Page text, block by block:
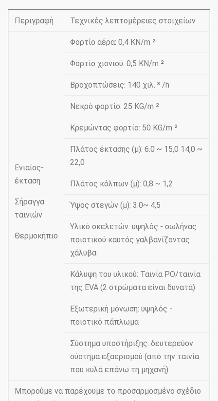
Περιγραφή Τεχνικές λεπτομέρειες στοιχείων
Ενιαίος-
έκταση
Σήραγγα
ταινιών
Θερμοκήπιο
Φορτίο αέρα: 0,4 KN/m ²
Φορτίο χιονιού: 0,5 KN/m ²
Βροχοπτώσεις: 140 χιλ. ³ /h
Νεκρό φορτίο: 25 KG/m ²
Κρεμώντας φορτίο: 50 KG/m ²
Πλάτος έκτασης (μ): 6.0 ~ 15,0 14,0 ~
22,0
Πλάτος κόλπων (μ): 0,8 ~ 1,2
Ύψος στεγών (μ): 3.0~ 4,5
Υλικό σκελετών: υψηλός - σωλήνας
ποιοτικού καυτός γαλβανίζοντας
χάλυβα
Κάλυψη του υλικού: Ταινία PO/ταινία
της EVA (2 στρώματα είναι δυνατά)
Εξωτερική μόνωση: υψηλός -
ποιοτικό πάπλωμα
Σύστημα υποστήριξης: δευτερεύον
σύστημα εξαερισμού (από την ταινία
που κυλά επάνω τη μηχανή)
Μπορούμε να παρέχουμε το προσαρμοσμένο σχέδιο